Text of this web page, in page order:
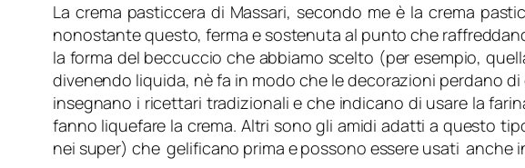
La crema pasticcera di Massari, secondo me è la crema
nonostante questo, ferma e sostenuta al punto che
la forma del beccuccio che abbiamo scelto (per esempio,
divenendo liquida, nè fa in modo che le decorazioni perdano
insegnano i ricettari tradizionali e che indicano di usare la
fanno liquefare la crema. Altri sono gli amidi adatti a questo
nei super) che gelificano prima e possono essere usati anche